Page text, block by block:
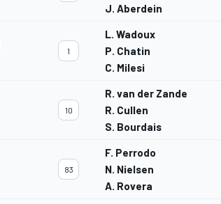
J. Aberdein
1
L. Wadoux
P. Chatin
C. Milesi
10
R. van der Zande
R. Cullen
S. Bourdais
83
F. Perrodo
N. Nielsen
A. Rovera